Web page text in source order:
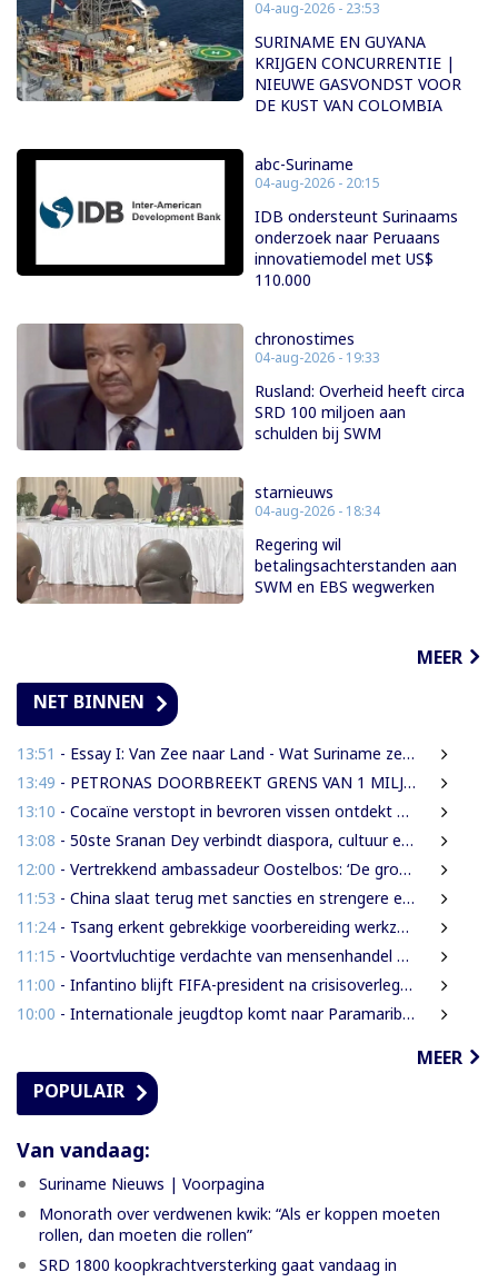
04-aug-2026 - 23:53
SURINAME EN GUYANA
KRIJGEN CONCURRENTIE |
NIEUWE GASVONDST VOOR
DE KUST VAN COLOMBIA
abc-Suriname
04-aug-2026 - 20:15
IDB ondersteunt Surinaams
onderzoek naar Peruaans
innovatiemodel met US$
110.000
chronostimes
04-aug-2026 - 19:33
Rusland: Overheid heeft circa
SRD 100 miljoen aan
schulden bij SWM
starnieuws
04-aug-2026 - 18:34
Regering wil
betalingsachterstanden aan
SWM en EBS wegwerken
MEER
NET BINNEN
13:51 - Essay I: Van Zee naar Land - Wat Suriname zelf moet weten over de Nieuwe Raffinaderij en Gas-to-Shore
13:49 - PETRONAS DOORBREEKT GRENS VAN 1 MILJARD VATEN IN BLOK 52 | WAT BETEKENT DEZE MIJLPAAL VOOR DE SURINAAMSE ECONOMIE?
13:10 - Cocaïne verstopt in bevroren vissen ontdekt bij douanecontrole
13:08 - 50ste Sranan Dey verbindt diaspora, cultuur en ondernemerschap in New York
12:00 - Vertrekkend ambassadeur Oostelbos: ‘De grootste rijkdom van Suriname zijn de mensen’
11:53 - China slaat terug met sancties en strengere exportregels in handelsconflict met VS
11:24 - Tsang erkent gebrekkige voorbereiding werkzaamheden Domineestraat
11:15 - Voortvluchtige verdachte van mensenhandel uitgeleverd door Guyana
11:00 - Infantino blijft FIFA-president na crisisoverleg en biedt excuses aan
10:00 - Internationale jeugdtop komt naar Paramaribo voor BAITALI COTECC U14 Tennis Cup
MEER
POPULAIR
Van vandaag:
Suriname Nieuws | Voorpagina
Monorath over verdwenen kwik: “Als er koppen moeten
rollen, dan moeten die rollen”
SRD 1800 koopkrachtversterking gaat vandaag in